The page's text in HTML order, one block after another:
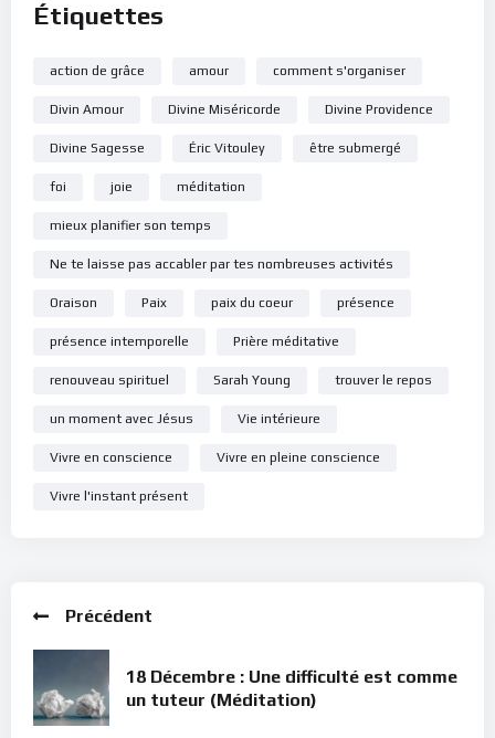
cliquer ici : [newsletter_button id=2 label=”S’abonner”
veuillez cliquer ici :
Inscription
Étiquettes
action de grâce amour comment s'organiser
Divin Amour Divine Miséricorde Divine Providence
Divine Sagesse Éric Vitouley être submergé
foi joie méditation
mieux planifier son temps
Ne te laisse pas accabler par tes nombreuses activités
Oraison Paix paix du coeur présence
présence intemporelle Prière méditative
renouveau spirituel Sarah Young trouver le repos
un moment avec Jésus Vie intérieure
Vivre en conscience Vivre en pleine conscience
Vivre l'instant présent
Précédent
18 Décembre : Une difficulté est comme
un tuteur (Méditation)